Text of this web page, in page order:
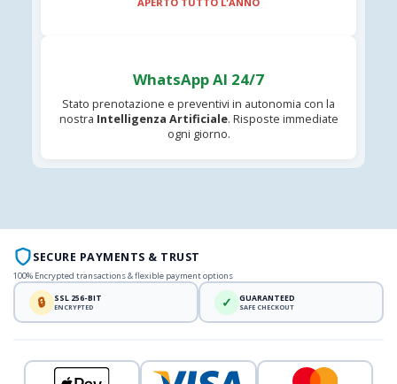
WhatsApp AI 24/7
Stato prenotazione e preventivi in autonomia con la
nostra Intelligenza Artificiale. Risposte immediate
ogni giorno.
SECURE PAYMENTS & TRUST
100% Encrypted transactions & flexible payment options
🔒 SSL 256-BIT
ENCRYPTED ✓ GUARANTEED
SAFE CHECKOUT